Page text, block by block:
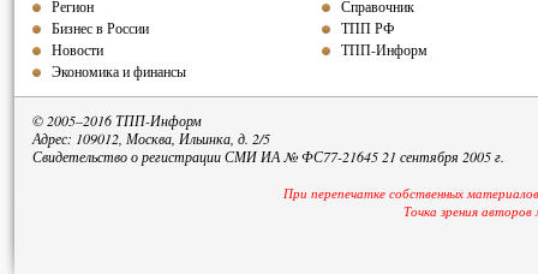
Регион
Бизнес в России
Новости
Экономика и финансы
Справочник
ТПП РФ
ТПП-Информ
© 2005–2016 ТПП-Информ
Адрес: 109012, Москва, Ильинка, д. 2/5
Свидетельство о регистрации СМИ ИА № ФС77-21645 21 сентября 2005 г.
При перепечатке собственных
Точка зрения